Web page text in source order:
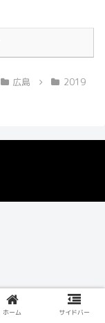
広島
2019
ホーム サイドバー